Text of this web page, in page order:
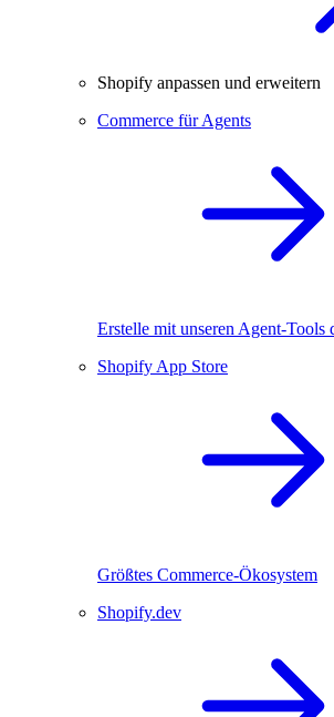
Shopify anpassen und erweitern
Commerce für Agents
Erstelle mit unseren Agent-Tools
Shopify App Store
Größtes Commerce-Ökosystem
Shopify.dev